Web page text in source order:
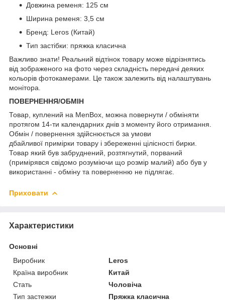
Довжина ременя: 125 см
Ширина ременя: 3,5 см
Бренд: Leros (Китай)
Тип застібки: пряжка класична
Важливо знати! Реальний відтінок товару може відрізнятись
від зображеного на фото через складність передачі деяких
кольорів фотокамерами. Це також залежить від налаштувань
монітора.
ПОВЕРНЕННЯ/ОБМІН
Товар, куплений на MenBox, можна повернути / обміняти
протягом 14-ти календарних днів з моменту його отримання.
Обмін / повернення здійснюється за умови
дбайливої примірки товару і збереженні цілісності бирки.
Товар який був забруднений, розтягнутий, порваний
(примірявся свідомо розуміючи що розмір малий) або був у
використанні - обміну та поверненню не підлягає.
Приховати
Характеристики
Основні
Виробник
Leros
Країна виробник
Китай
Стать
Чоловіча
Тип застежки
Пряжка класична